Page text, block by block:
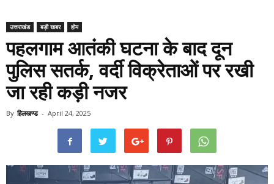
उत्तराखंड बड़ी खबर होम
पहलगाम आतंकी घटना के बाद दून
पुलिस सतर्क, वर्दी विक्रेताओं पर रखी
जा रही कड़ी नजर
By हिलखण्ड - April 24, 2025